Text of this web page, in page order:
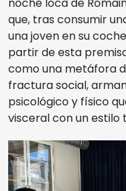
que, tras consumir
una joven en su
partir de esta
como una metáfora
fractura social,
psicológico y físico
visceral con un